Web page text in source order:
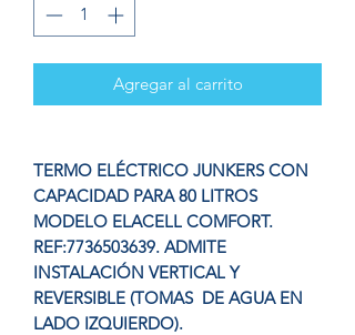
Agregar al carrito
TERMO ELÉCTRICO JUNKERS CON
CAPACIDAD PARA 80 LITROS
MODELO ELACELL COMFORT.
REF:7736503639. ADMITE
INSTALACIÓN VERTICAL Y
REVERSIBLE (TOMAS DE AGUA EN
LADO IZQUIERDO).